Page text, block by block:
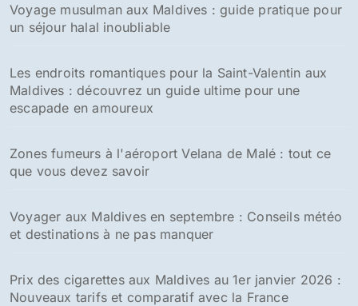
Voyage musulman aux Maldives : guide pratique pour
un séjour halal inoubliable
Les endroits romantiques pour la Saint-Valentin aux
Maldives : découvrez un guide ultime pour une
escapade en amoureux
Zones fumeurs à l'aéroport Velana de Malé : tout ce
que vous devez savoir
Voyager aux Maldives en septembre : Conseils météo
et destinations à ne pas manquer
Prix des cigarettes aux Maldives au 1er janvier 2026 :
Nouveaux tarifs et comparatif avec la France